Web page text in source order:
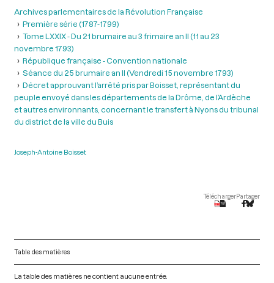
Archives parlementaires de la Révolution Française
Première série (1787-1799)
Tome LXXIX - Du 21 brumaire au 3 frimaire an II (11 au 23
novembre 1793)
République française - Convention nationale
Séance du 25 brumaire an II (Vendredi 15 novembre 1793)
Décret approuvant l’arrêté pris par Boisset, représentant du
peuple envoyé dans les départements de la Drôme, de l’Ardèche
et autres environnants, concernant le transfert à Nyons du tribunal
du district de la ville du Buis
Joseph-Antoine Boisset
TéléchargerPartager
Table des matières
La table des matières ne contient aucune entrée.